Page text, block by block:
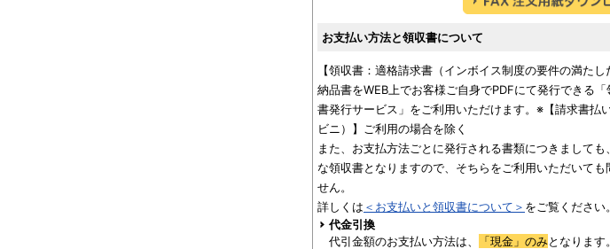
お支払い方法と領収書について
【領収書：適格請求書（インボイス制度の要件の満たし
納品書をWEB上でお客様ご自身でPDFにて発行できる「
書発行サービス」をご利用いただけます。※【請求書払
ビニ）】ご利用の場合を除く
また、お支払方法ごとに発行される書類につきましても
な領収書となりますので、そちらをご利用いただいても
せん。
詳しくは ＜お支払いと領収書について＞ をご覧ください
代金引換
代引金額のお支払い方法は、
「現金」のみとなります。